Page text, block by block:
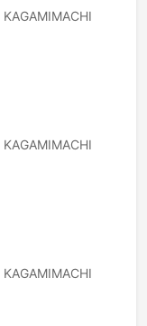
KAGAMIMACHI
KAGAMIMACHI
KAGAMIMACHI